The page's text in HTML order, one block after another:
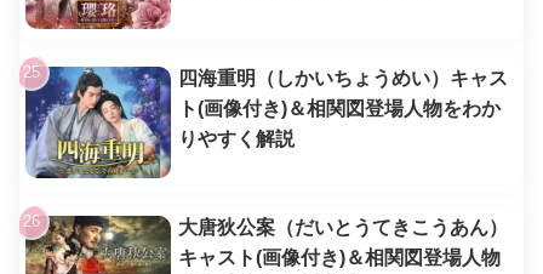
四海重明（しかいちょうめい）キャス
ト(画像付き)＆相関図登場人物をわか
りやすく解説
大唐狄公案（だいとうてきこうあん）
キャスト(画像付き)＆相関図登場人物